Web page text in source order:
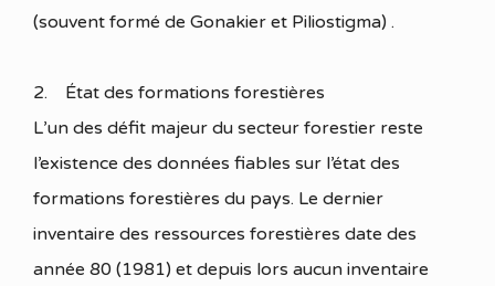
(souvent formé de Gonakier et Piliostigma) .
2. État des formations forestières
L’un des défit majeur du secteur forestier reste
l’existence des données fiables sur l’état des
formations forestières du pays. Le dernier
inventaire des ressources forestières date des
année 80 (1981) et depuis lors aucun inventaire